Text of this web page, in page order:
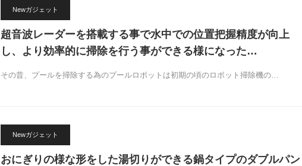
Newガジェット
超音波レーダーを搭載する事で水中での位置把握精度が向上
し、より効率的に掃除を行う事ができる様になった…
その昔、プールを掃除する為のプールロボットは初期の頃のロボット掃除機の…
Newガジェット
おにぎりの様な形をした湯切りができる鍋タイプのダブルパン